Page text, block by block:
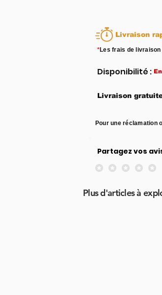
*Les frais de
Disponibilité :
Livraison
Pour une réclamation
Partagez vos
Aucune note pour le
Plus d'articles à